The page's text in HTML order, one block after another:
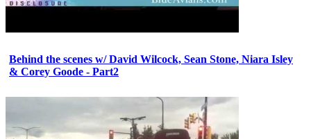
Behind the scenes w/ David Wilcock, Sean Stone, Niara Isley
& Corey Goode - Part2